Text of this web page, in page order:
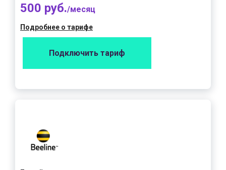
500 руб./месяц
Подробнее о тарифе
Подключить тариф